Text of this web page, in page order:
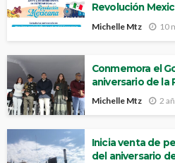
Revolución
Michelle Mtz 10
Conmemora el
aniversario de la
Michelle Mtz 2
Inicia venta de
del aniversario